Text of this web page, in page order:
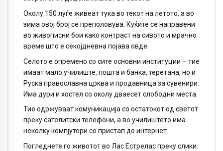
Околу 150 луѓе живеат тука во текот на летото, а во
зима овој број се преполовува. Куќите се направени
во живописни бои како контраст на сивото и мрачно
време што е секојдневна појава овде.
Селото е опремено со сите основни институции – тие
имаат мало училиште, пошта и банка, теретана, но и
Руска православна црква и продавница за сувенири.
Има дури и хостел со околу дваесет слободни места.
Тие одржуваат комуникација со остатокот од светот
преку сателитски телефони, а во училиштето има
неколку компјутери со пристап до интернет.
Погледнете го животот во Лас Естрелас преку слики.